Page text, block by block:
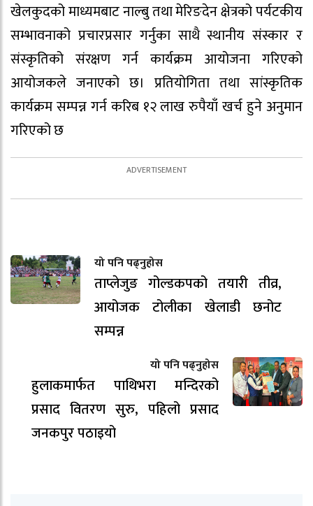
खेलकुदको माध्यमबाट नाल्बु तथा मेरिङदेन क्षेत्रको पर्यटकीय
सम्भावनाको प्रचारप्रसार गर्नुका साथै स्थानीय संस्कार र
संस्कृतिको संरक्षण गर्न कार्यक्रम आयोजना गरिएको
आयोजकले जनाएको छ। प्रतियोगिता तथा सांस्कृतिक
कार्यक्रम सम्पन्न गर्न करिब १२ लाख रुपैयाँ खर्च हुने अनुमान
गरिएको छ
यो पनि पढ्नुहोस
ताप्लेजुङ गोल्डकपको तयारी तीव्र,
आयोजक टोलीका खेलाडी छनोट
सम्पन्न
यो पनि पढ्नुहोस
हुलाकमार्फत पाथिभरा मन्दिरको
प्रसाद वितरण सुरु, पहिलो प्रसाद
जनकपुर पठाइयो